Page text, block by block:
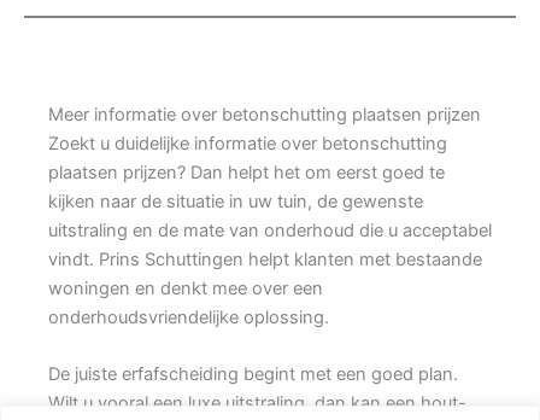
Meer informatie over betonschutting plaatsen prijzen
Zoekt u duidelijke informatie over betonschutting
plaatsen prijzen? Dan helpt het om eerst goed te
kijken naar de situatie in uw tuin, de gewenste
uitstraling en de mate van onderhoud die u acceptabel
vindt. Prins Schuttingen helpt klanten met bestaande
woningen en denkt mee over een
onderhoudsvriendelijke oplossing.
De juiste erfafscheiding begint met een goed plan.
Wilt u vooral een luxe uitstraling, dan kan een hout-